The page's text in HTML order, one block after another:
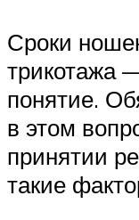
Сроки
трикотажа
понятие.
в этом
принятии
такие